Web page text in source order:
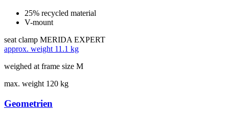
25% recycled material
V-mount
seat clamp MERIDA EXPERT
approx. weight 11.1 kg
weighed at frame size M
max. weight 120 kg
Geometrien